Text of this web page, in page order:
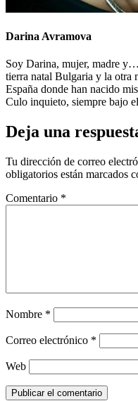
Darina Avramova
Soy Darina, mujer, madre
tierra natal Bulgaria y la otra
España donde han nacido
Culo inquieto, siempre bajo
Deja una
Tu dirección de correo
obligatorios están marcados
Comentario *
Nombre *
Correo electrónico *
Web